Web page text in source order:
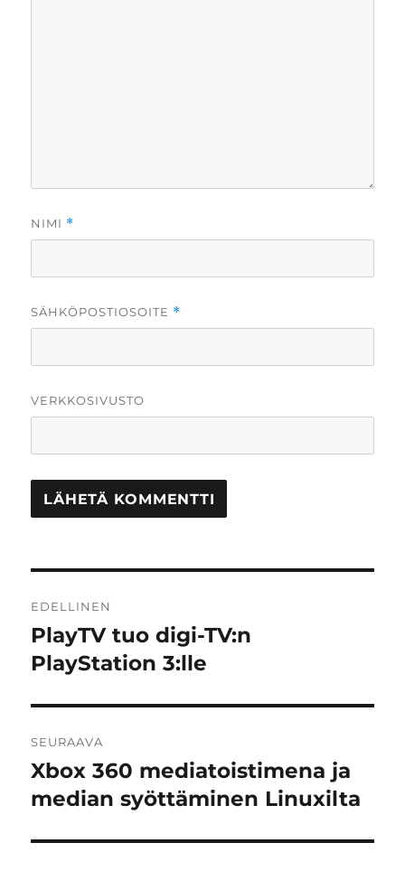
NIMI *
SÄHKÖPOSTIOSOITE *
VERKKOSIVUSTO
selaus
EDELLINEN
Edellinen
artikkeli:
PlayTV tuo digi-TV:n
PlayStation 3:lle
SEURAAVA
Seuraava
artikkeli:
Xbox 360 mediatoistimena ja
median syöttäminen Linuxilta